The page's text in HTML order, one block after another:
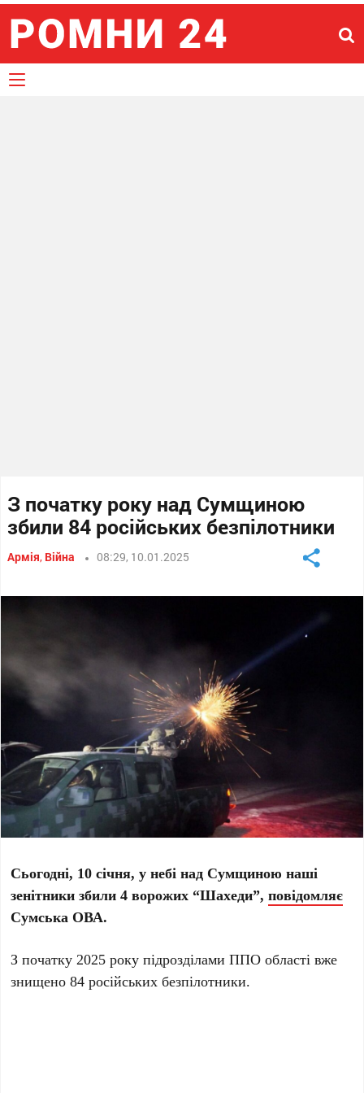
З початку року над Сумщиною
збили 84 російських безпілотники
Армія, Війна 08:29, 10.01.2025
Сьогодні, 10 січня, у небі над Сумщиною наші
зенітники збили 4 ворожих “Шахеди”,повідомляє
Сумська ОВА.
З початку 2025 року підрозділами ППО області вже
знищено 84 російських безпілотники.